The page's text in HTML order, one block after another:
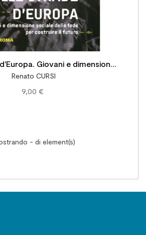
Giovani e dimensione
fede per costruire il futuro
Renato CURSI
9,00 €
- di element(s)